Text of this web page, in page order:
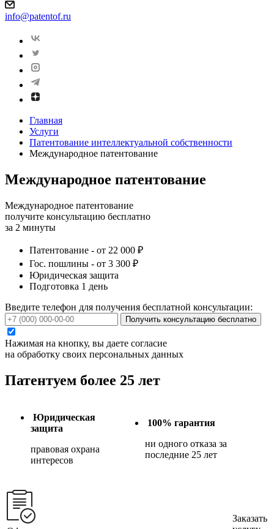
info@patentof.ru
Главная
Услуги
Патентование интеллектуальной собственности
Международное патентование
Международное патентование
Международное патентование
получите консультацию бесплатно
за 2 минуты
Патентование - от 22 000 ₽
Гос. пошлины - от 3 300 ₽
Юридическая защита
Подготовка 1 день
Введите телефон для получения бесплатной консультации:
Получить консультацию бесплатно
Нажимая на кнопку, вы даете согласие
на обработку своих персональных данных
Патентуем более 25 лет
Юридическая
защита
правовая охрана
интересов
100% гарантия
ни одного отказа за
последние 25 лет
Заказать